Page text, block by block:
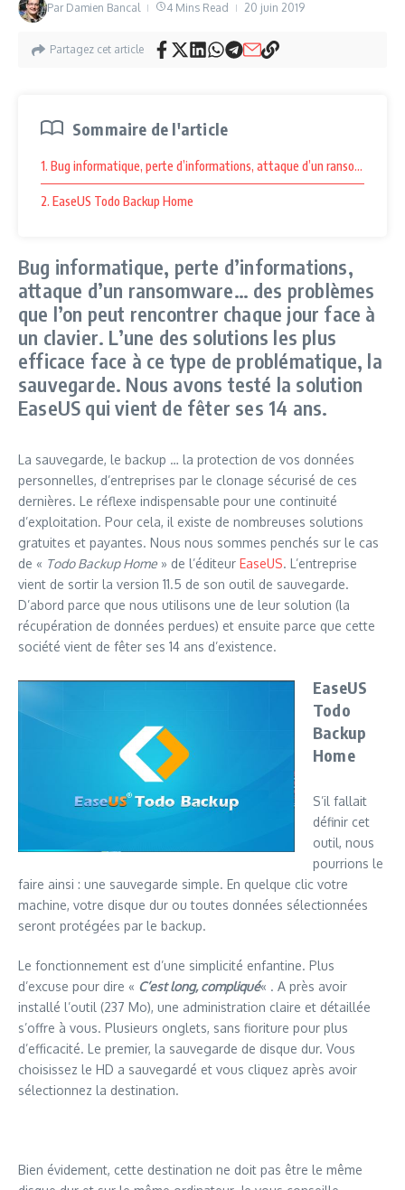
Par Damien Bancal 4 Mins Read 20 juin 2019
Partagez cet article
Sommaire de l'article
1. Bug informatique, perte d’informations, attaque d’un
2. EaseUS Todo Backup Home
Bug informatique, perte d’informations,
attaque d’un ransomware… des problèmes
que l’on peut rencontrer chaque jour face à
un clavier. L’une des solutions les plus
efficace face à ce type de problématique, la
sauvegarde. Nous avons testé la solution
EaseUS qui vient de fêter ses 14 ans.
La sauvegarde, le backup … la protection de vos données
personnelles, d’entreprises par le clonage sécurisé de ces
dernières. Le réflexe indispensable pour une continuité
d’exploitation. Pour cela, il existe de nombreuses solutions
gratuites et payantes. Nous nous sommes penchés sur le cas
de « Todo Backup Home » de l’éditeur EaseUS. L’entreprise
vient de sortir la version 11.5 de son outil de sauvegarde.
D’abord parce que nous utilisons une de leur solution (la
récupération de données perdues) et ensuite parce que cette
société vient de fêter ses 14 ans d’existence.
EaseUS
Todo
Backup
Home
S’il fallait
définir cet
outil, nous
pourrions le
faire ainsi : une sauvegarde simple. En quelque clic votre
machine, votre disque dur ou toutes données sélectionnées
seront protégées par le backup.
Le fonctionnement est d’une simplicité enfantine. Plus
d’excuse pour dire « C’est long, compliqué« . A près avoir
installé l’outil (237 Mo), une administration claire et détaillée
s’offre à vous. Plusieurs onglets, sans fioriture pour plus
d’efficacité. Le premier, la sauvegarde de disque dur. Vous
choisissez le HD a sauvegardé et vous cliquez après avoir
sélectionnez la destination.
Bien évidement, cette destination ne doit pas être le même